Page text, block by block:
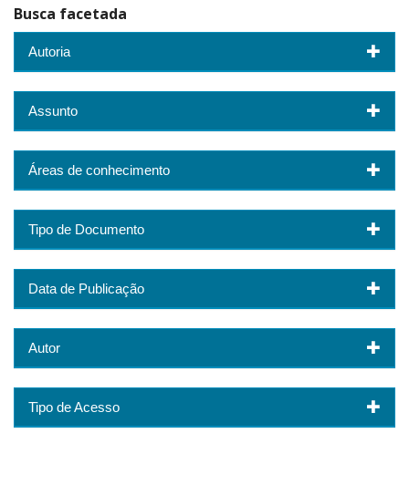
Busca facetada
Autoria
Assunto
Áreas de conhecimento
Tipo de Documento
Data de Publicação
Autor
Tipo de Acesso